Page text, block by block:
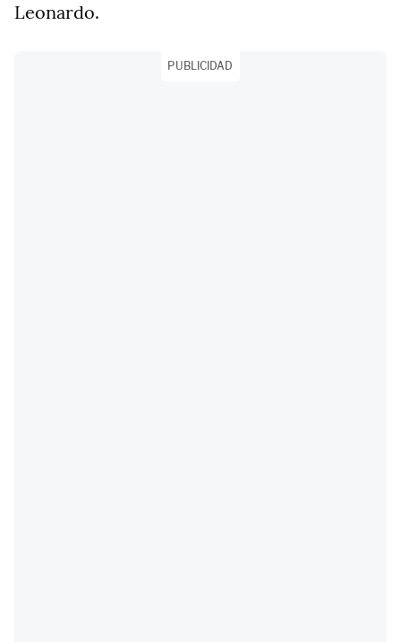
Leonardo.
PUBLICIDAD